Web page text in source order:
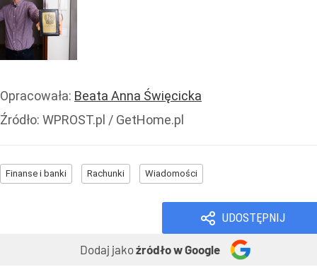
Opracowała: Beata Anna Święcicka
Źródło: WPROST.pl / GetHome.pl
Finanse i banki Rachunki Wiadomości
UDOSTĘPNIJ
Dodaj jakoźródło w Google